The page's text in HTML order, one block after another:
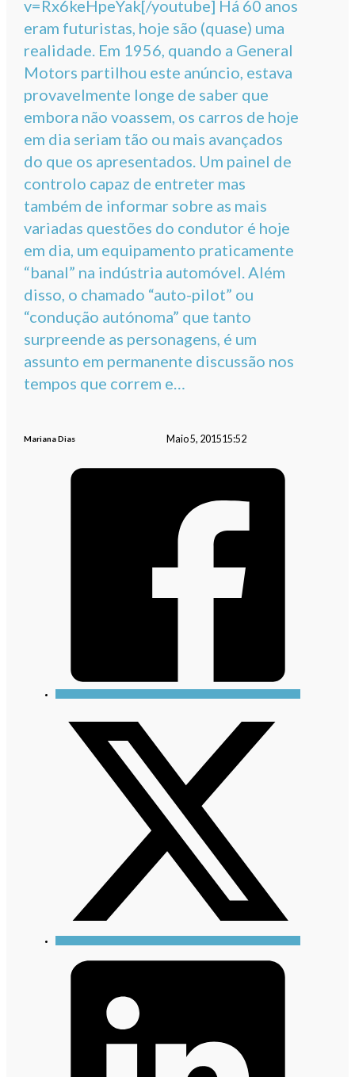
v=Rx6keHpeYak[/youtube] Há 60 anos
eram futuristas, hoje são (quase) uma
realidade. Em 1956, quando a General
Motors partilhou este anúncio, estava
provavelmente longe de saber que
embora não voassem, os carros de hoje
em dia seriam tão ou mais avançados
do que os apresentados. Um painel de
controlo capaz de entreter mas
também de informar sobre as mais
variadas questões do condutor é hoje
em dia, um equipamento praticamente
“banal” na indústria automóvel. Além
disso, o chamado “auto-pilot” ou
“condução autónoma” que tanto
surpreende as personagens, é um
assunto em permanente discussão nos
tempos que correm e…
Mariana Dias Maio 5, 201515:52